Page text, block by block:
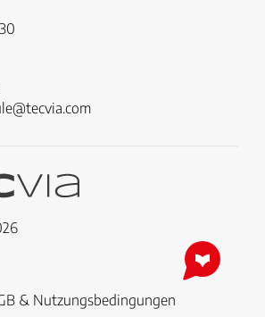
& Nutzungsbedingungen